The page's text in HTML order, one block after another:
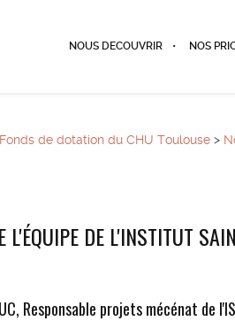
NOUS DECOUVRIR NOS
de dotation du CHU Toulouse >
L'ÉQUIPE DE L'INSTITUT
Responsable projets mécénat de